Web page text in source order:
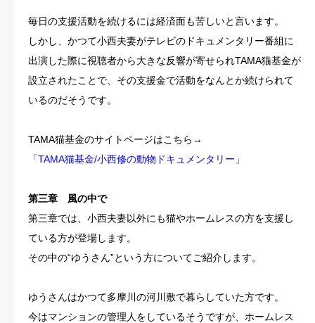
毎日の支援活動を続けるには経済面も苦しいと言います。
しかし、かつて小西夫妻がテレビのドキュメンタリー番組に
出演した際に視聴者から大きな反響が寄せられTAMA猫基金が
設立されたことで、その支援金で活動をなんとか続けられて
いるのだそうです。
TAMA猫基金のサイトページはこちら→
「TAMA猫基金/小西修の動物ドキュメンタリー」
第三章 風の中で
第三章では、小西夫妻以外にも猫やホームレスの方を支援し
ている方が登場します。
その中の“ゆうさん”という方についてご紹介します。
ゆうさんはかつて多摩川の河川敷で暮らしていた方です。
今はマンションの管理人をしているそうですが、ホームレス